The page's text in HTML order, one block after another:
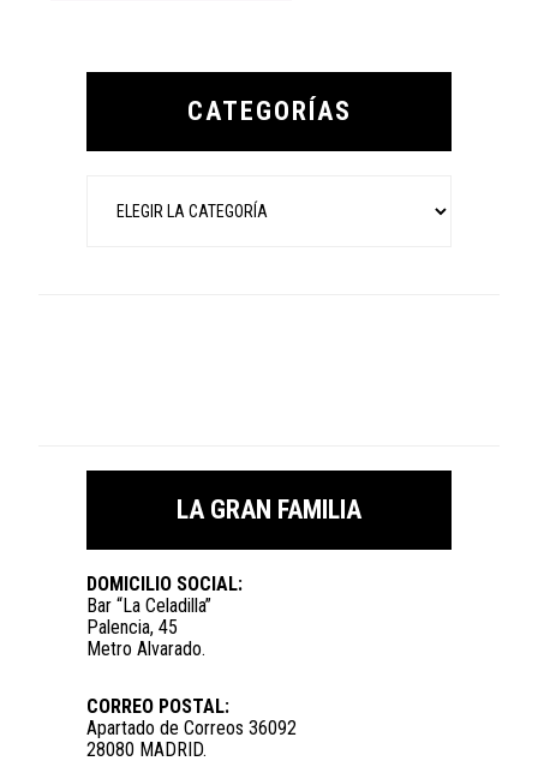
Primary
CATEGORÍAS
LA GRAN FAMILIA
DOMICILIO SOCIAL:
Bar “La Celadilla”
Palencia, 45
Metro Alvarado.
CORREO POSTAL:
Apartado de Correos 36092
28080 MADRID.